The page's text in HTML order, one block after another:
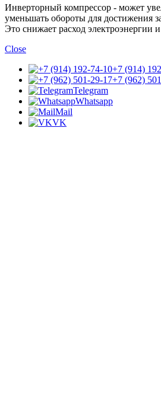
Инверторный компрессор - может
уменьшать обороты для достижения
Это снижает расход электроэнергии
Close
+7 (914)
+7 (962)
Telegram
Whatsapp
Mail
VK